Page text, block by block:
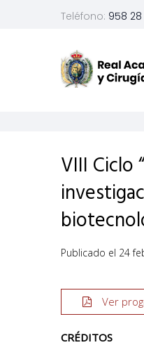
Teléfono: 958 28
VIII Ciclo
Publicado el 24
Ver
CRÉDITOS